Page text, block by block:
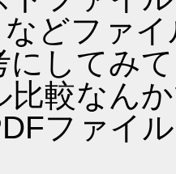
どファ
にしてみ
較なん
ファイ